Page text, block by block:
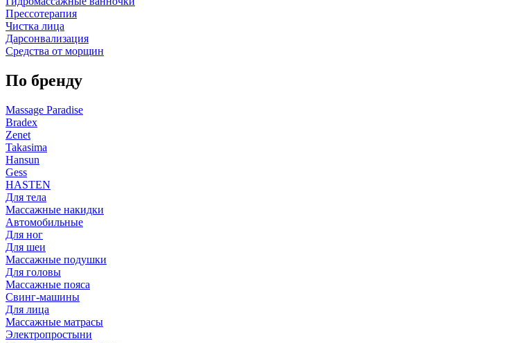
Прессотерапия
Чистка лица
Дарсонвализация
Средства от морщин
По бренду
Massage Paradise
Bradex
Zenet
Takasima
Hansun
Gess
HASTEN
Для тела
Массажные накидки
Автомобильные
Для ног
Для шеи
Массажные подушки
Для головы
Массажные пояса
Свинг-машины
Для лица
Массажные матрасы
Электропростыни